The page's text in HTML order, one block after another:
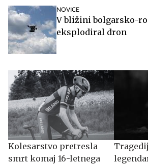
NOVICE
V bližini bolgarsko-
eksplodiral dron
Kolesarstvo pretresla
smrt komaj 16-letnega